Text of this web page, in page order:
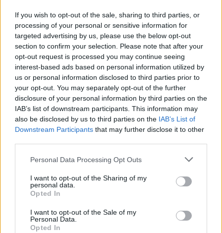
If you wish to opt-out of the sale, sharing to third parties, or
processing of your personal or sensitive information for
targeted advertising by us, please use the below opt-out
section to confirm your selection. Please note that after your
opt-out request is processed you may continue seeing
interest-based ads based on personal information utilized by
us or personal information disclosed to third parties prior to
your opt-out. You may separately opt-out of the further
disclosure of your personal information by third parties on the
IAB’s list of downstream participants. This information may
also be disclosed by us to third parties on the IAB’s List of
Downstream Participants that may further disclose it to other
Please note that this website/app uses one or more Google
not limited to your visit or usage behaviour. You may click to
grant or deny consent to Google and its third-party tags to
use your data for below specified purposes in below Google
consent section.
Personal Data Processing Opt Outs
I want to opt-out of the Sharing of my
personal data.
Opted In
I want to opt-out of the Sale of my
Personal Data.
Opted In
Március 30-án született:
1746 Francisco Goya spanyol festő és grafikus
1848 Puskás Ferenc hadmérnök, a budapesti
telefonközpont megépítője és első igazgatója
1853 Vincent van Gogh holland festő
1931 Szokolay Sándor Kossuth-díjas zeneszerző, a Corvin-
lánc kitüntetettje